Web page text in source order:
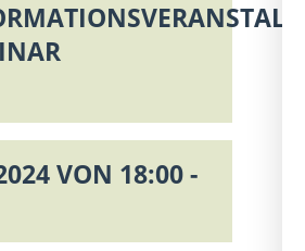
VON 18:00 -